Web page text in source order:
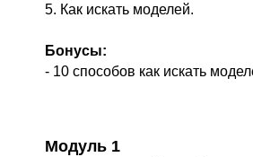
5. Как искать моделей.
Бонусы:
- 10 способов как искать
Модуль 1